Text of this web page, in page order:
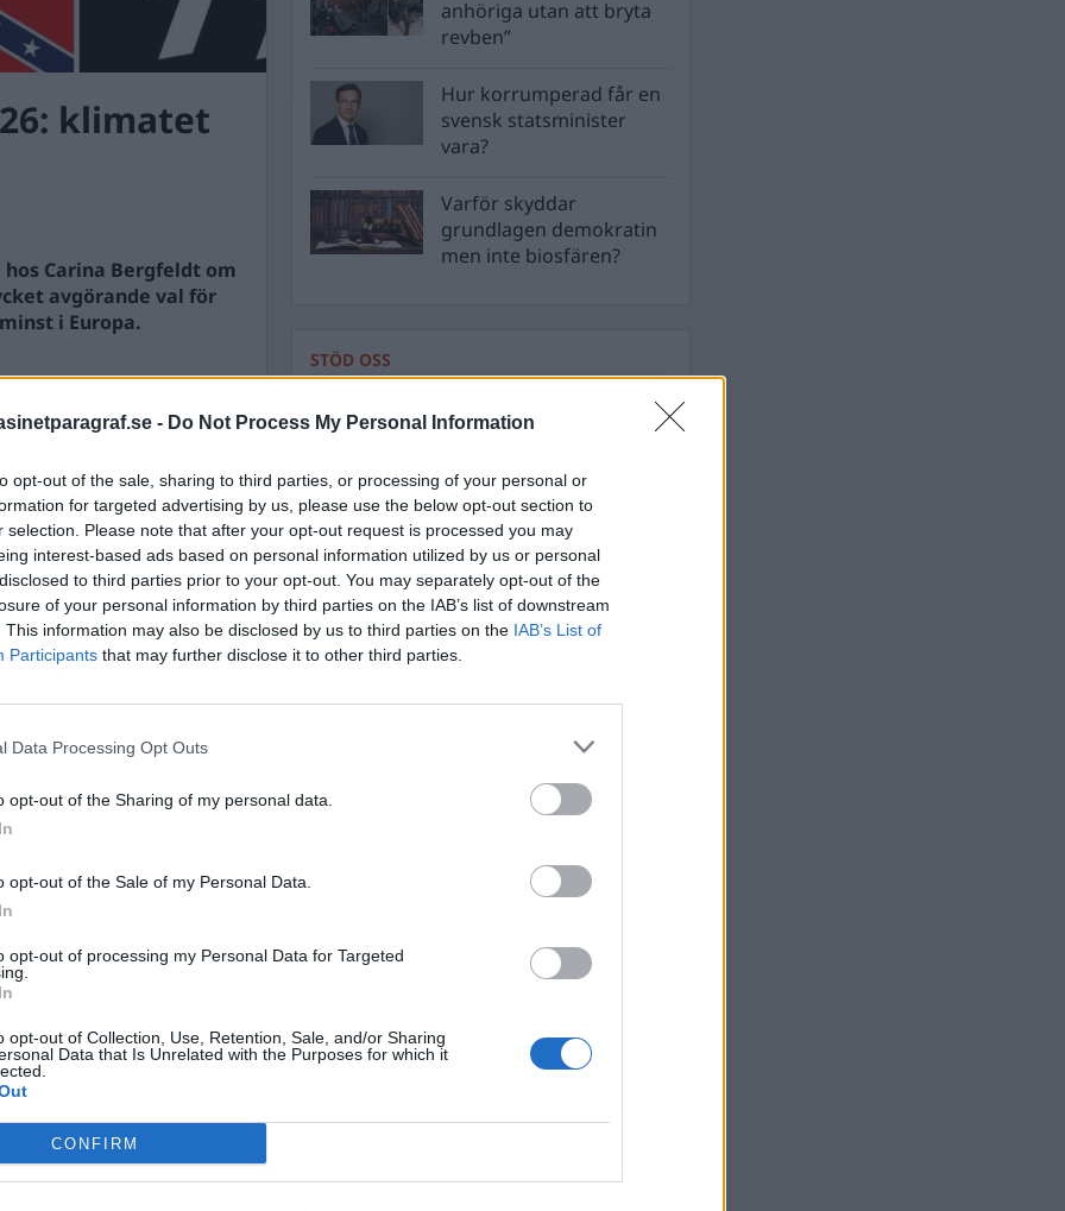
- Do Not Process My Personal Information
opt-out of the sale, sharing to third parties, or processing of your personal or
for targeted advertising by us, please use the below opt-out section to
selection. Please note that after your opt-out request is processed you may
interest-based ads based on personal information utilized by us or personal
to third parties prior to your opt-out. You may separately opt-out of the
of your personal information by third parties on the IAB’s list of downstream
This information may also be disclosed by us to third parties on the IAB’s List of
Participants that may further disclose it to other third parties.
Data Processing Opt Outs
opt-out of the Sharing of my personal data.
opt-out of the Sale of my Personal Data.
opt-out of processing my Personal Data for Targeted
opt-out of Collection, Use, Retention, Sale, and/or Sharing
Data that Is Unrelated with the Purposes for which it
CONFIRM
klimatet
Carina Bergfeldt om
avgörande val för
i Europa.
om inte en ännu
av energi- och
anhöriga utan att bryta
revben”
Hur korrumperad får en
svensk statsminister
vara?
Varför skyddar
grundlagen demokratin
men inte biosfären?
STÖD OSS
högertrollen
PRENUMERERA PÅ PARA§RAFS NYHETSBREV
ÄMNESORD
Advokat Anders CardellAndreas
Börje
Börje R P Carlsson
Dick Sundevall
Ebba Busch
Grov misshandel
Kriminalvården Kristdemokraterna
Misshandel Moderaterna Mord
Mordförsök Nilsson-Larancuent
Rättssäkerhet Rättstrygghet Rån Skjutning